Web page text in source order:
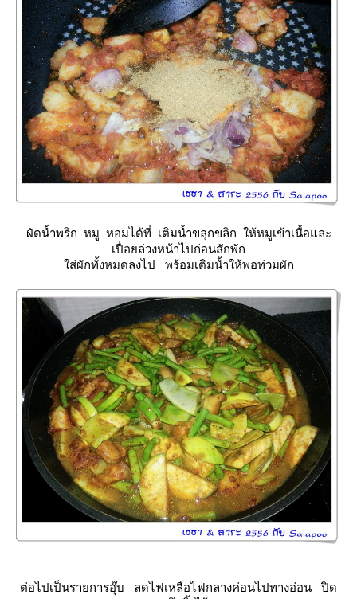
ผัดน้ำพริก หมู หอมได้ที่ เติมน้ำขลุกขลิก ให้หมูเข้าเนื้อและ
เปื่อยล่วงหน้าไปก่อนสักพัก
ส่ผักทั้งหมดลงไป พร้อมเติมน้ำให้พอท่วมผัก
ต่อไปเป็นรายการอุ๊บ ลดไฟเหลือไฟกลางค่อนไปทางอ่อน ปิด